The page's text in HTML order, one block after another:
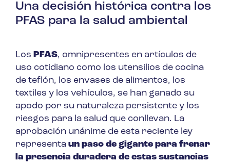
Una decisión histórica contra los
PFAS para la salud ambiental
Los PFAS, omnipresentes en artículos de
uso cotidiano como los utensilios de cocina
de teflón, los envases de alimentos, los
textiles y los vehículos, se han ganado su
apodo por su naturaleza persistente y los
riesgos para la salud que conllevan. La
aprobación unánime de esta reciente ley
representa un paso de gigante para frenar
la presencia duradera de estas sustancias